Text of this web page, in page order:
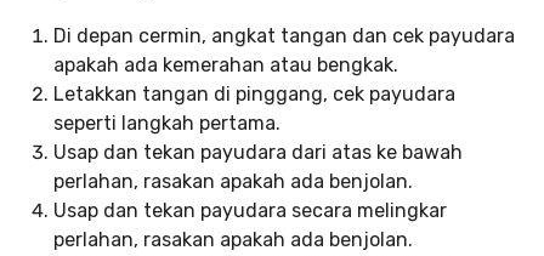
Di depan cermin, angkat tangan dan cek payudara
apakah ada kemerahan atau bengkak.
Letakkan tangan di pinggang, cek payudara
seperti langkah pertama.
Usap dan tekan payudara dari atas ke bawah
perlahan, rasakan apakah ada benjolan.
Usap dan tekan payudara secara melingkar
perlahan, rasakan apakah ada benjolan.